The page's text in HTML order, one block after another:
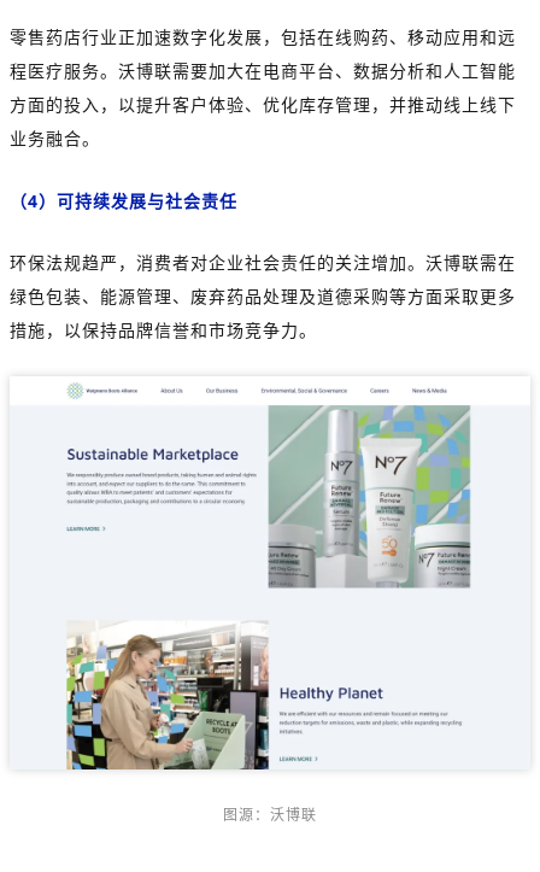
零售药店行业正加速数字化发展，包括在线购药、移动应用和远
程医疗服务。沃博联需要加大在电商平台、数据分析和人工智能
方面的投入，以提升客户体验、优化库存管理，并推动线上线下
业务融合。
（4）可持续发展与社会责任
环保法规趋严，消费者对企业社会责任的关注增加。沃博联需在
绿色包装、能源管理、废弃药品处理及道德采购等方面采取更多
措施，以保持品牌信誉和市场竞争力。
图源：沃博联